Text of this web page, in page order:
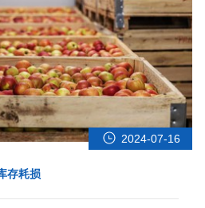
2024-07-16
存耗损